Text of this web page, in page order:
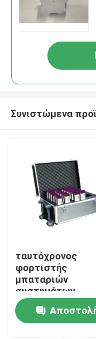
Σπίτι
Προϊόντα
Συνιστώμενα
ταυτόχρονος
φορτιστής
μπαταριών
συστημάτων
ερμηνείας
ηλεκτρικού
ρεύματος